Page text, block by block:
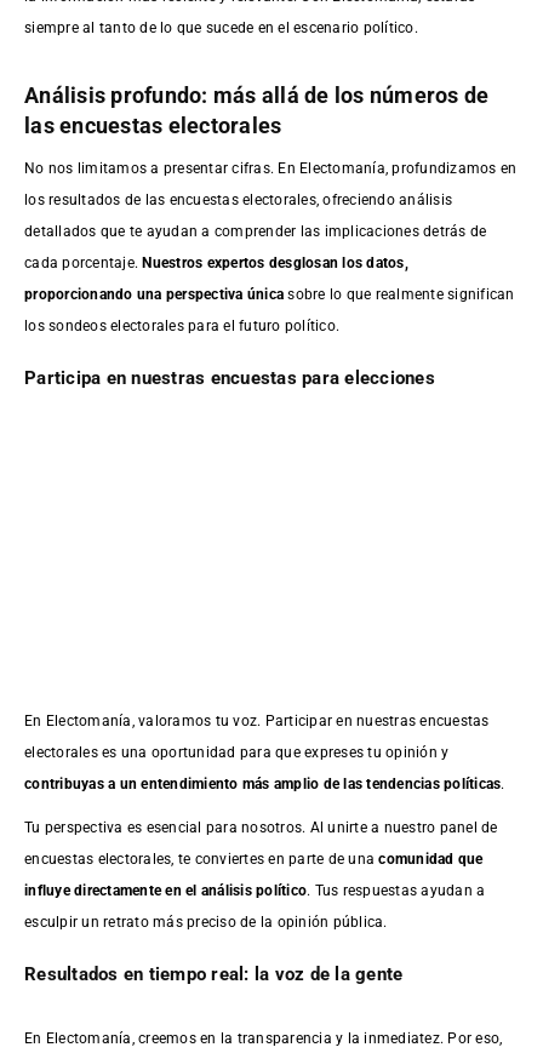
siempre al tanto de lo que sucede en el escenario político.
Análisis profundo: más allá de los números de
las encuestas electorales
No nos limitamos a presentar cifras. En Electomanía, profundizamos en
los resultados de las encuestas electorales, ofreciendo análisis
detallados que te ayudan a comprender las implicaciones detrás de
cada porcentaje.Nuestros expertos desglosan los datos,
proporcionando una perspectiva única sobre lo que realmente significan
los sondeos electorales para el futuro político.
Participa en nuestras encuestas para elecciones
En Electomanía, valoramos tu voz. Participar en nuestras encuestas
electorales es una oportunidad para que expreses tu opinión y
contribuyas a un entendimiento más amplio de las tendencias políticas.
Tu perspectiva es esencial para nosotros. Al unirte a nuestro panel de
encuestas electorales, te conviertes en parte de unacomunidad que
influye directamente en el análisis político. Tus respuestas ayudan a
esculpir un retrato más preciso de la opinión pública.
Resultados en tiempo real: la voz de la gente
En Electomanía, creemos en la transparencia y la inmediatez. Por eso,